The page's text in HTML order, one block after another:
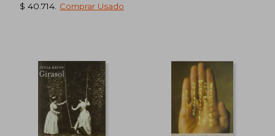
9%
dcto.
$ 58.900
$ 53.796
10%
dcto.
$ 40.714 Comprar Usado